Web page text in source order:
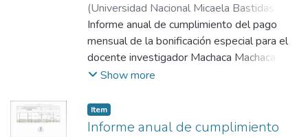
(Universidad Nacional Micaela Bastidas de
Apurímac,2025-02-03)Machaca Machaca,
Virgilio
Informe anual de cumplimiento del pago
mensual de la bonificación especial para el
docente investigador Machaca Machaca
Virgilio correspondiente al año 2024.
Show more
Item
Informe anual de cumplimiento